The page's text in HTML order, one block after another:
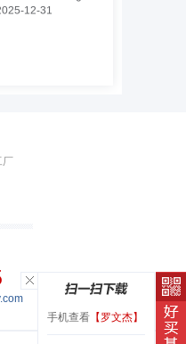
手机查看 【罗文杰】
厂